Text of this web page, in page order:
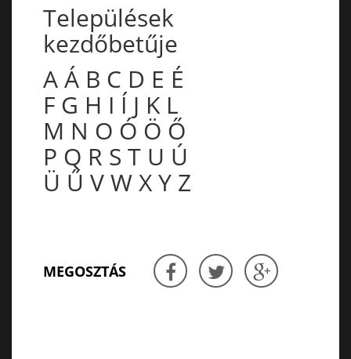
Települések
kezdőbetűje
AÁ B C D E É
F G H I Í J K L
M N O Ó Ö Ő
P Q R S T U Ú
Ü Ű VWXY Z
MEGOSZTÁS